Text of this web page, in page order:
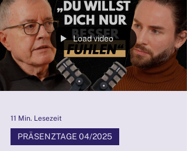
von „Ich“ und „Du“ (z. B. ein Familienmitglied
ein innerer Anteil) genutzt werden, ermöglicht
Übung einen dialogischen Zugang zu
Prozessen. Klient:innen erleben sich
in beiden Perspektiven, wodurch verdeckte
Emotionen, ungelöste Bindungsmuster und
Ambivalenzen sich
Load video